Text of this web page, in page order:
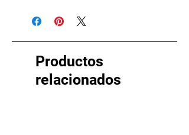
claros
Productos
relacionados